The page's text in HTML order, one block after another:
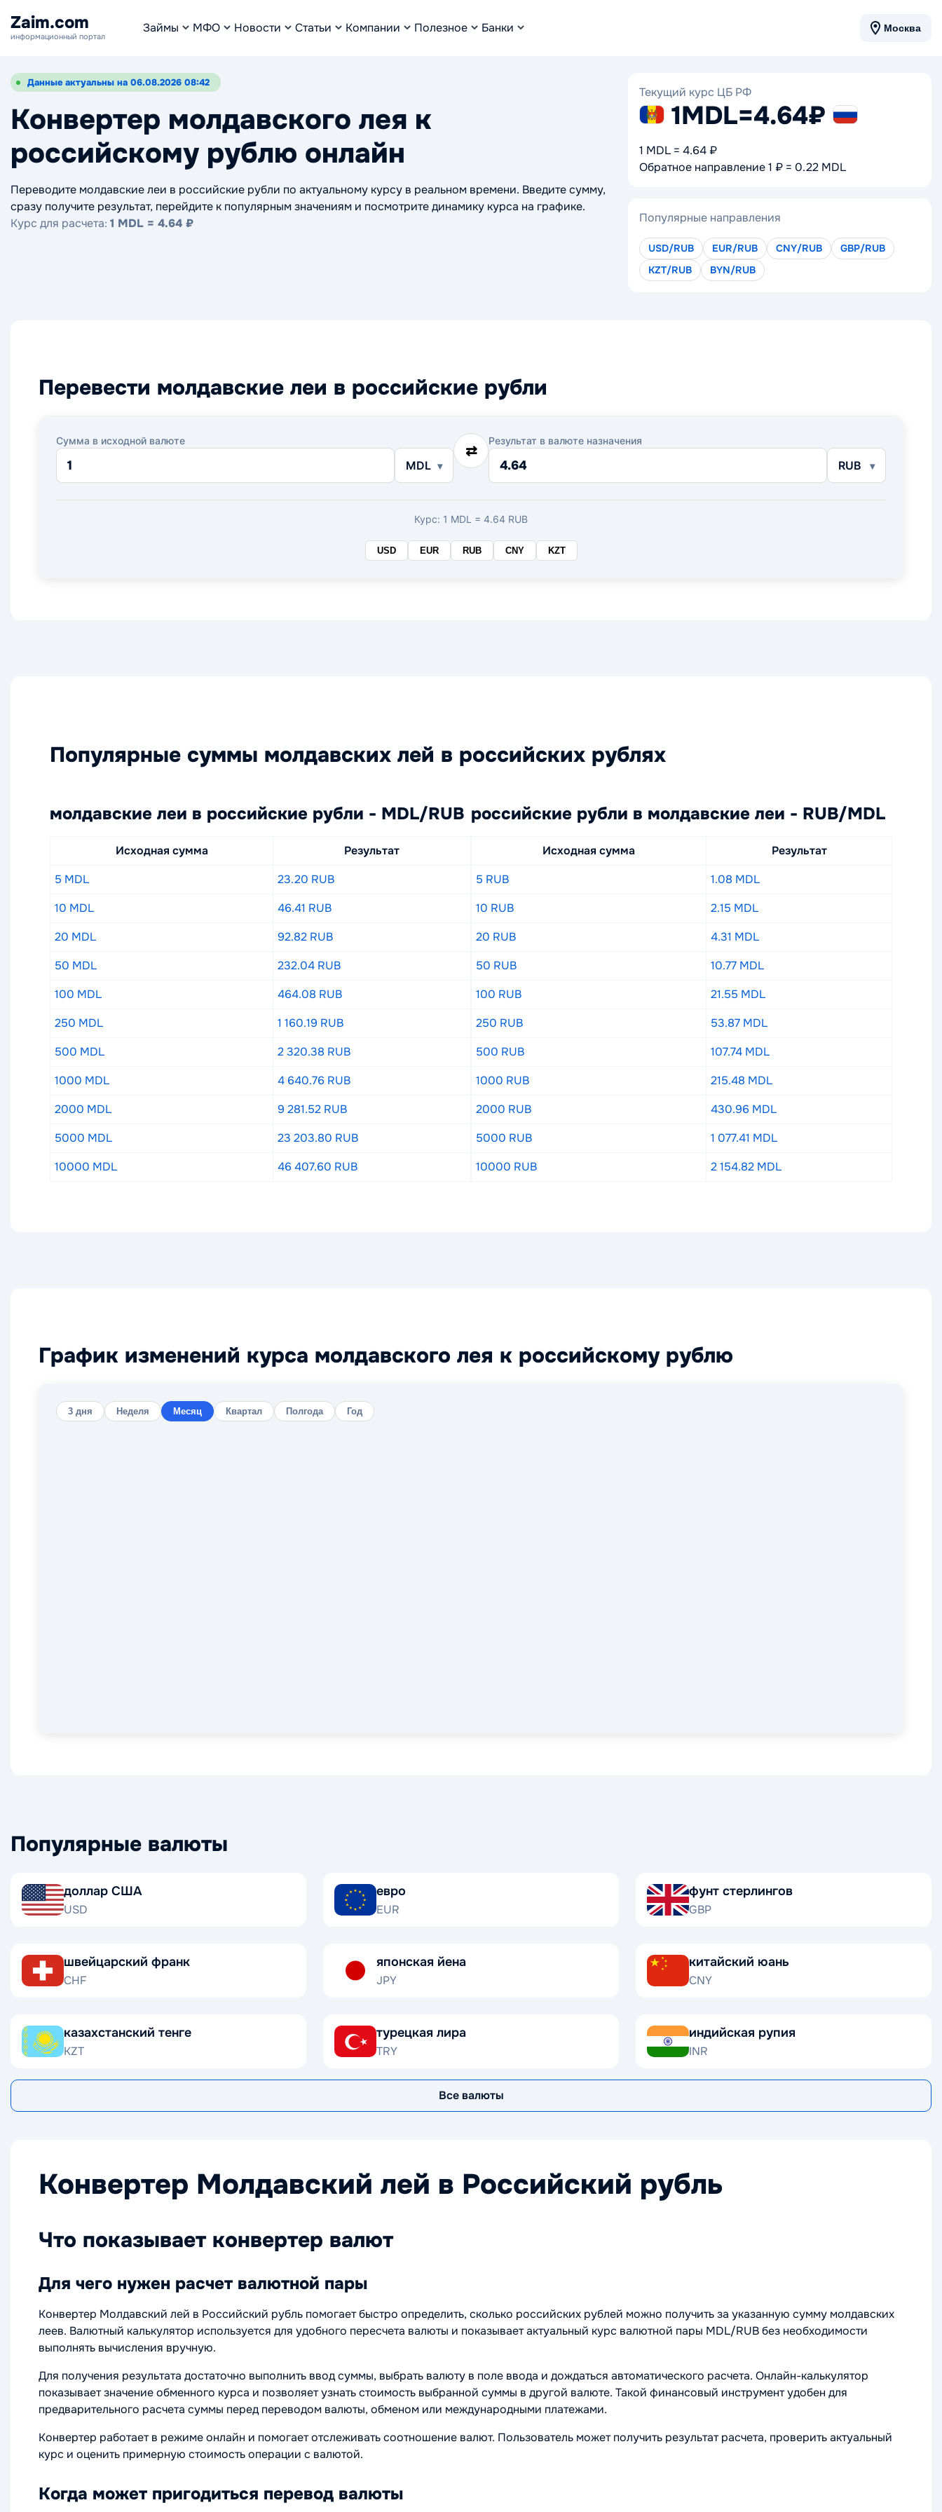
Zaim.com
информационный портал
Займы МФО Новости Статьи Компании Полезное Банки Москва
Данные актуальны на 06.08.2026 08:42
Конвертер молдавского лея к
российскому рублю онлайн
Переводите молдавские леи в российские рубли по актуальному курсу в реальном времени. Введите сумму,
сразу получите результат, перейдите к популярным значениям и посмотрите динамику курса на графике.
Курс для расчета: 1 MDL = 4.64 ₽
Текущий курс ЦБ РФ
1MDL=4.64₽
1 MDL = 4.64 ₽
Обратное направление 1 ₽ = 0.22 MDL
Популярные направления
USD/RUB EUR/RUB CNY/RUB
GBP/RUB
KZT/RUB
BYN/RUB
Перевести молдавские леи в российские рубли
Сумма в исходной валюте
MDL
⇄
Результат в валюте назначения
RUB
Курс: 1 MDL = 4.64 RUB
USD EUR RUB CNY KZT
Популярные суммы молдавских лей в российских рублях
молдавские леи в российские рубли - MDL/RUB
Исходная сумма
Результат
5 MDL
23.20 RUB
10 MDL
46.41 RUB
20 MDL
92.82 RUB
50 MDL
232.04 RUB
100 MDL
464.08 RUB
250 MDL
1 160.19 RUB
500 MDL
2 320.38 RUB
1000 MDL
4 640.76 RUB
2000 MDL
9 281.52 RUB
5000 MDL
23 203.80 RUB
10000 MDL
46 407.60 RUB
российские рубли в молдавские леи - RUB/MDL
Исходная сумма
Результат
5 RUB
1.08 MDL
10 RUB
2.15 MDL
20 RUB
4.31 MDL
50 RUB
10.77 MDL
100 RUB
21.55 MDL
250 RUB
53.87 MDL
500 RUB
107.74 MDL
1000 RUB
215.48 MDL
2000 RUB
430.96 MDL
5000 RUB
1 077.41 MDL
10000 RUB
2 154.82 MDL
График изменений курса молдавского лея к российскому рублю
3 дня Неделя Месяц Квартал Полгода Год
Популярные валюты
доллар США
USD
евро
EUR
фунт стерлингов
GBP
швейцарский франк
CHF
японская йена
JPY
китайский юань
CNY
казахстанский тенге
KZT
турецкая лира
TRY
индийская рупия
INR
Все валюты
Конвертер Молдавский лей в Российский рубль
Что показывает конвертер валют
Для чего нужен расчет валютной пары
Конвертер Молдавский лей в Российский рубль помогает быстро определить, сколько российских рублей можно получить за указанную сумму молдавских
леев. Валютный калькулятор используется для удобного пересчета валюты и показывает актуальный курс валютной пары MDL/RUB без необходимости
выполнять вычисления вручную.
Для получения результата достаточно выполнить ввод суммы, выбрать валюту в поле ввода и дождаться автоматического расчета. Онлайн-калькулятор
показывает значение обменного курса и позволяет узнать стоимость выбранной суммы в другой валюте. Такой финансовый инструмент удобен для
предварительного расчета суммы перед переводом валюты, обменом или международными платежами.
Конвертер работает в режиме онлайн и помогает отслеживать соотношение валют. Пользователь может получить результат расчета, проверить актуальный
курс и оценить примерную стоимость операции с валютой.
Когда может пригодиться перевод валюты